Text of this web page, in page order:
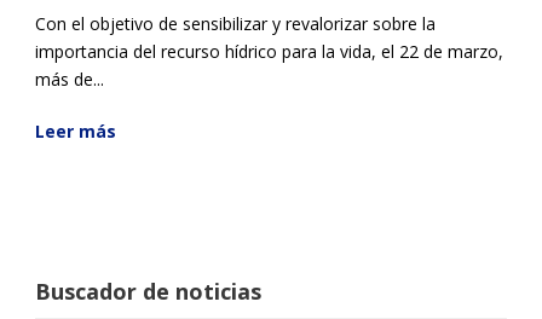
Con el objetivo de sensibilizar y revalorizar sobre la
importancia del recurso hídrico para la vida, el 22 de marzo,
más de...
Leer más
Buscador de noticias